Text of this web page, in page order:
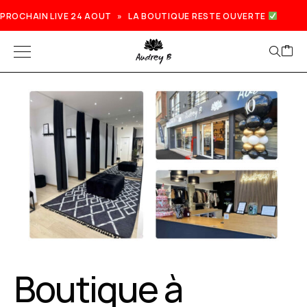
PROCHAIN LIVE 24 AOUT » LA BOUTIQUE RESTE OUVERTE
Prochain live lundi